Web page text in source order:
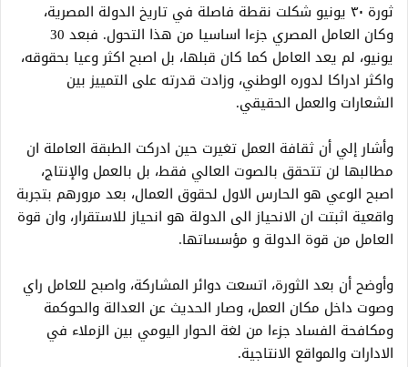
ثورة ٣٠ يونيو شكلت نقطة فاصلة في تاريخ الدولة المصرية،
وكان العامل المصري جزءا اساسيا من هذا التحول. فبعد 30
يونيو، لم يعد العامل كما كان قبلها، بل اصبح اكثر وعيا بحقوقه،
واكثر ادراكا لدوره الوطني، وزادت قدرته على التمييز بين
الشعارات والعمل الحقيقي.
وأشار إلي أن ثقافة العمل تغيرت حين ادركت الطبقة العاملة ان
مطالبها لن تتحقق بالصوت العالي فقط، بل بالعمل والإنتاج،
اصبح الوعي هو الحارس الاول لحقوق العمال، بعد مرورهم بتجربة
واقعية اثبتت ان الانحياز الى الدولة هو انحياز للاستقرار، وان قوة
العامل من قوة الدولة و مؤسساتها.
وأوضح أن بعد الثورة، اتسعت دوائر المشاركة، واصبح للعامل راي
وصوت داخل مكان العمل، وصار الحديث عن العدالة والحوكمة
ومكافحة الفساد جزءا من لغة الحوار اليومي بين الزملاء في
الادارات والمواقع الانتاجية.